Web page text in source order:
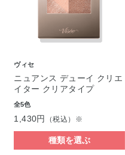
ヴィセ
ニュアンス デューイ クリエ
イター クリアタイプ
全5色
1,430円 （税込）※
種類を選ぶ